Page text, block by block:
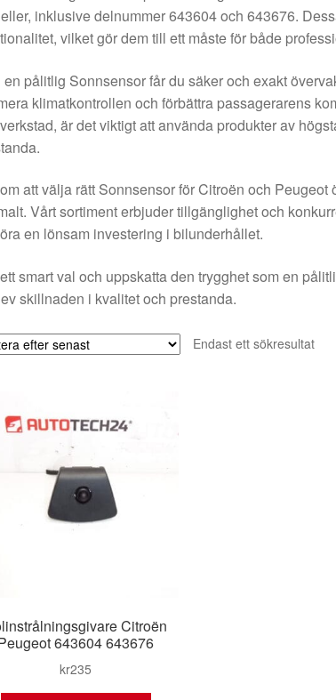
inklusive delnummer 643604 och 643676.
vilket gör dem till ett måste för både
en pålitlig Sonnsensor får du säker och exakt
klimatkontrollen och förbättra passagerarens
är det viktigt att använda produkter av
att välja rätt Sonnsensor för Citroën och
Vårt sortiment erbjuder tillgänglighet och
en lönsam investering i bilunderhållet.
smart val och uppskatta den trygghet som en
skillnaden i kvalitet och prestanda.
Endast ett sökresultat
Citroën
643604 643676
kr235